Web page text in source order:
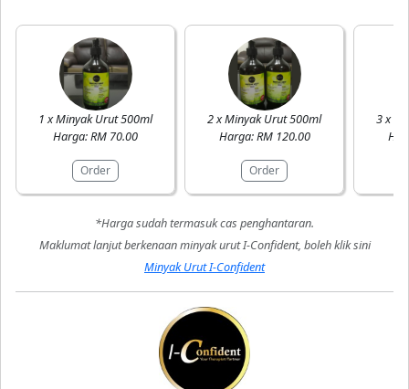
1 x Minyak Urut 500ml
Harga: RM 70.00
Order
2 x Minyak Urut 500ml
Harga: RM 120.00
Order
3 x
*Harga sudah termasuk cas penghantaran.
Maklumat lanjut berkenaan minyak urut I-Confident, boleh klik sini
Minyak Urut I-Confident